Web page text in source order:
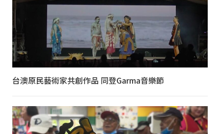
台澳原民藝術家共創作品 同登Garma音樂節